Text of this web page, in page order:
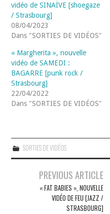
vidéo de SINAÏVE [shoegaze
/ Strasbourg]
08/04/2023
Dans "SORTIES DE VIDÉOS"
« Margherita », nouvelle
vidéo de SAMEDI :
BAGARRE [punk rock /
Strasbourg]
22/04/2022
Dans "SORTIES DE VIDÉOS"
SORTIES DE VIDÉOS
NavigationPREVIOUS ARTICLE
« FAT BABIES », NOUVELLE
VIDÉO DE FEU [JAZZ /
STRASBOURG]